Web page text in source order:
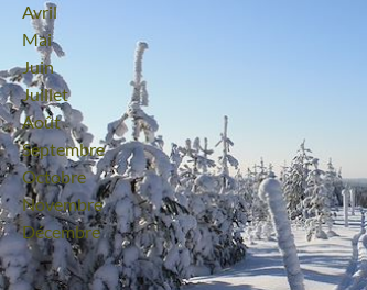
Avril
Mai
Juin
Juillet
Août
Septembre
Octobre
Novembre
Décembre
Itinérance
Itinérant Semi-itinérant
En étoile
Environnement